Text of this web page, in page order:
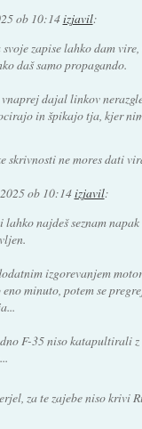
ob 10:14izjavil:
zapise lahko dam
daš samo propagando.
vnaprej dajal linkov
in špikajo tja, kjer
skrivnosti ne mores dati
ob 10:14izjavil:
lahko najdeš seznam
izgorevanjem
minuto, potem se
F-35 niso katapultirali z
za te zajebe niso krivi